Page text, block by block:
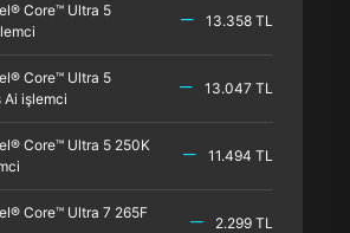
Core™ Ultra 5
13.358 TL
Core™ Ultra 5
Ai işlemci
13.047 TL
Core™ Ultra 5 250K
11.494 TL
Core™ Ultra 7 265F
2.299 TL